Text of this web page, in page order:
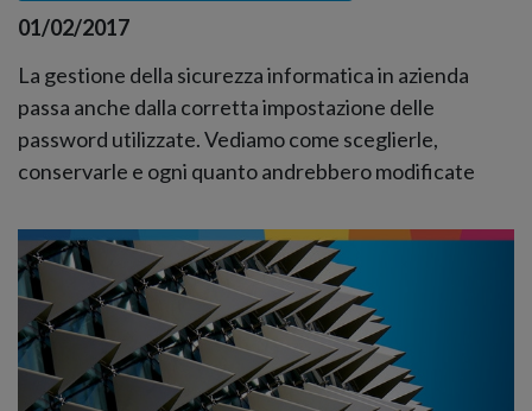
01/02/2017
La gestione della sicurezza informatica in azienda
passa anche dalla corretta impostazione delle
password utilizzate. Vediamo come sceglierle,
conservarle e ogni quanto andrebbero modificate